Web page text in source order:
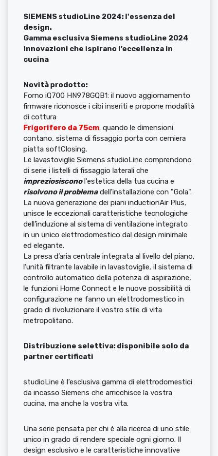
SIEMENS studioLine 2024: l'essenza del
design.
Gamma esclusiva Siemens studioLine 2024
Innovazioni che ispirano l’eccellenza in
cucina
Novità prodotto:
Forno iQ700 HN978GQB1: il nuovo aggiornamento
firmware riconosce i cibi inseriti e propone modalità
di cottura
Frigorifero da 75cm: quando le dimensioni
contano, sistema di fissaggio porta con cerniera
piatta softClosing.
Le lavastoviglie Siemens studioLine comprendono
di serie i listelli di fissaggio laterali che
impreziosisconol'estetica della tua cucina e
risolvono il problemadell'installazione con "Gola".
La nuova generazione dei piani inductionAir Plus,
unisce le eccezionali caratteristiche tecnologiche
dell’induzione al sistema di ventilazione integrato
in un unico elettrodomestico dal design minimale
ed elegante.
La presa d’aria centrale integrata al livello del piano,
l’unità filtrante lavabile in lavastoviglie, il sistema di
controllo automatico della potenza di aspirazione,
le funzioni Home Connect e le nuove possibilità di
configurazione ne fanno un elettrodomestico in
grado di rivoluzionare il vostro stile di vita
metropolitano.
Distribuzione selettiva: disponibile solo da
partner certificati
studioLine è l‘esclusiva gamma di elettrodomestici
da incasso Siemens che arricchisce la vostra
cucina, ma anche la vostra vita.
Una serie pensata per chi è alla ricerca di uno stile
unico in grado di rendere speciale ogni giorno. Il
design esclusivo e le caratteristiche innovative